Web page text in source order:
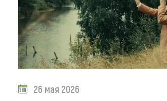
26 мая 2026